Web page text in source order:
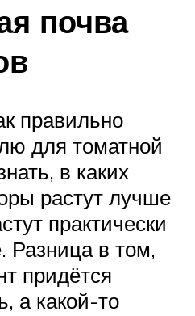
почва
правильно
для томатной
в каких
растут лучше
практически
Разница в том,
придётся
а какой-то